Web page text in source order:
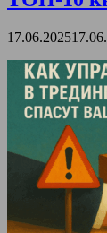
17.06.2025